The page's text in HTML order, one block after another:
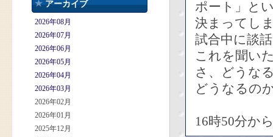
アーカイブ
2026年08月
2026年07月
2026年06月
2026年05月
2026年04月
2026年03月
2026年02月
2026年01月
2025年12月
ポート」と
決まってし
試合中に談
これを聞い
さ、どうな
どうなるの
16時50分か